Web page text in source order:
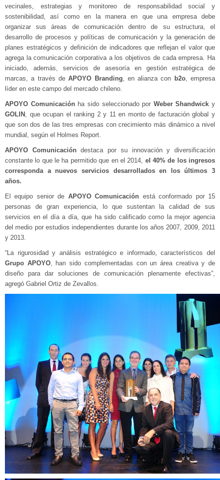
vecinales, estrategias y monitoreo de responsabilidad social y
sostenibilidad, así como en la manera en que una empresa debe
organizar sus áreas de comunicación dentro de su estructura, el
desarrollo de procesos y políticas de comunicación y la generación de
planes estratégicos y definición de indicadores que reflejan el valor que
agrega la comunicación corporativa a los objetivos de cada empresa. Ha
iniciado, además, servicios de asesoría en gestión estratégica de
marcas, a través deAPOYO Branding , en alianza con b2o, empresa
líder en este campo del mercado chileno.
APOYO Comunicaciónha sido seleccionado por Weber Shandwick y
GOLIN
, que ocupan el ranking 2 y 11 en monto de facturación global y
que son dos de las tres empresas con crecimiento más dinámico a nivel
mundial, según el Holmes Report.
APOYO Comunicacióndestaca por su innovación y diversificación
constante lo que le ha permitido que en el 2014, el 40% de los ingresos
corresponda a nuevos servicios desarrollados en los últimos 3
años.
El equipo senior de APOYO Comunicación está conformado por 15
personas de gran experiencia, lo que sustentan la calidad de sus
servicios en el día a día, que ha sido calificado como la mejor agencia
del medio por estudios independientes durante los años 2007, 2009, 2011
y 2013.
“La rigurosidad y análisis estratégico e informado, característicos del
Grupo APOYO, han sido complementadas con un área creativa y de
diseño para dar soluciones de comunicación plenamente efectivas”,
agregó Gabriel Ortiz de Zevallos.